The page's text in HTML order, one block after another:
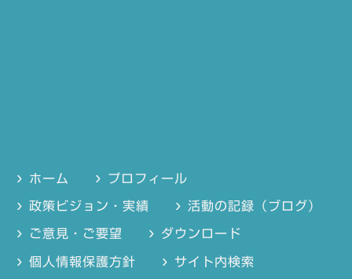
ホーム プロフィール
政策ビジョン・実績 活動の記録（ブログ）
ご意見・ご要望 ダウンロード
個人情報保護方針 サイト内検索